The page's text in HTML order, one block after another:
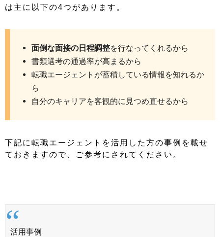
は主に以下の4つがあります。
面倒な面接の日程調整を行なってくれるから
書類選考の通過率が高まるから
転職エージェントが蓄積している情報を知れるか
ら
自分のキャリアを客観的に見つめ直せるから
下記に転職エージェントを活用した方の事例を載せ
ておきますので、ご参考にされてください。
活用事例